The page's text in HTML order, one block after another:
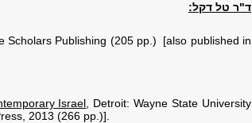
ד"ר טל דקל:
Scholars Publishing (205 pp.) [also published in
Israel , Detroit: Wayne State University
2013 (266 pp.)].